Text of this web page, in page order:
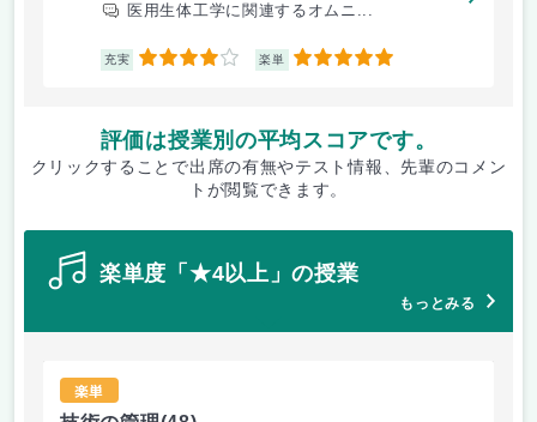
医用生体工学に関連するオムニ...
充実 4 楽単 5
評価は授業別の平均スコアです。
クリックすることで出席の有無やテスト情報、先輩のコメン
トが閲覧できます。
楽単度「★4以上」の授業
もっとみる
楽単